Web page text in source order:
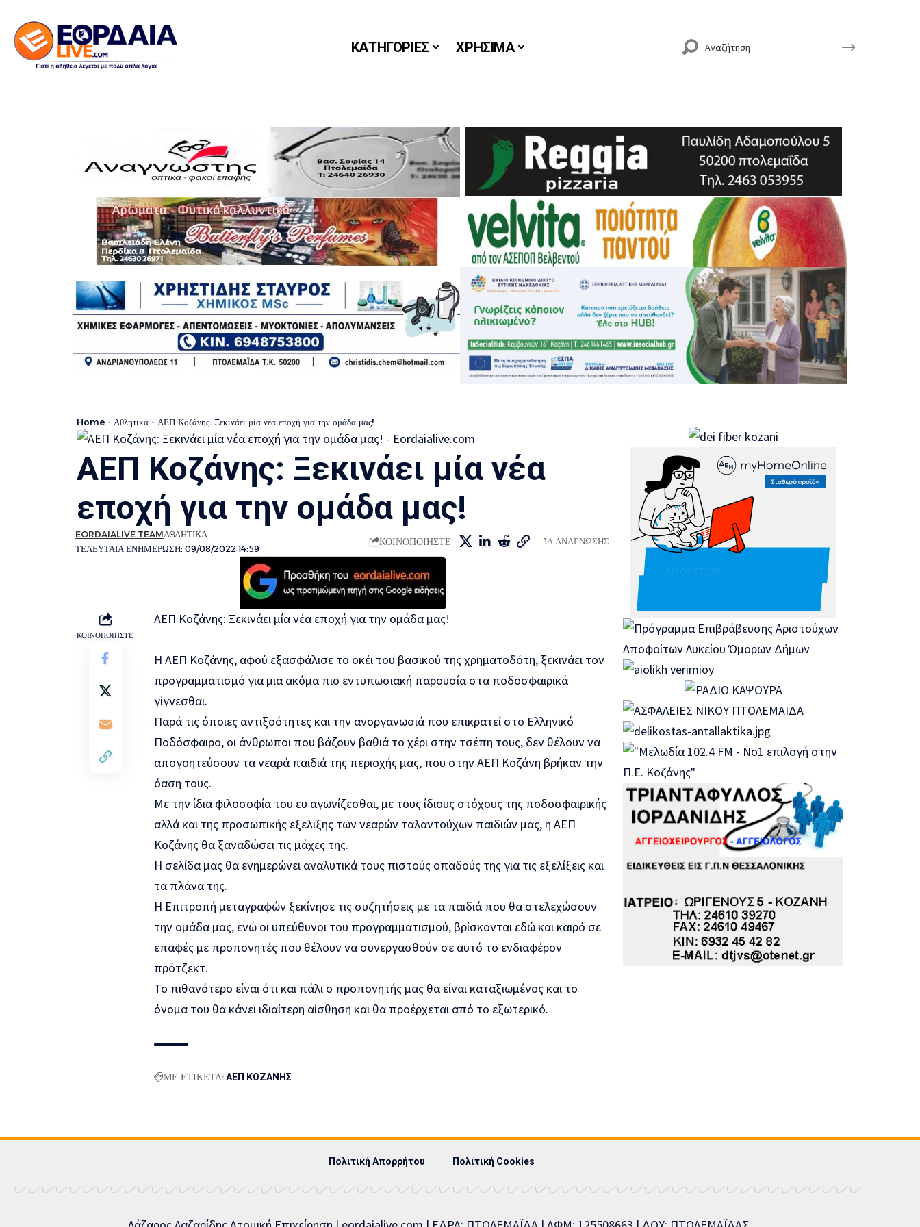
ΚΑΤΗΓΟΡΙΕΣ ΧΡΗΣΙΜΑ
Home - Αθλητικά - ΑΕΠ Κοζάνης: Ξεκινάει μία νέα εποχή για την ομάδα μας!
ΑΕΠ Κοζάνης: Ξεκινάει μία νέα
εποχή για την ομάδα μας!
ΤΕΛΕΥΤΑΙΑ ΕΝΗΜΕΡΩΣΗ: 09/08/2022 14:59
EORDAIALIVE TEAMΑΘΛΗΤΙΚΑ
ΚΟΙΝΟΠΟΙΗΣΤΕ 1Λ ΑΝΑΓΝΩΣΗΣ
ΚΟΙΝΟΠΟΙΗΣΤΕ
ΑΕΠ Κοζάνης: Ξεκινάει μία νέα εποχή για την ομάδα μας!
Η ΑΕΠ Κοζάνης, αφού εξασφάλισε το οκέι του βασικού της χρηματοδότη, ξεκινάει τον
προγραμματισμό για μια ακόμα πιο εντυπωσιακή παρουσία στα ποδοσφαιρικά
γίγνεσθαι.
Παρά τις όποιες αντιξοότητες και την ανοργανωσιά που επικρατεί στο Ελληνικό
Ποδόσφαιρο, οι άνθρωποι που βάζουν βαθιά το χέρι στην τσέπη τους, δεν θέλουν να
απογοητεύσουν τα νεαρά παιδιά της περιοχής μας, που στην ΑΕΠ Κοζάνη βρήκαν την
όαση τους.
Με την ίδια φιλοσοφία του ευ αγωνίζεσθαι, με τους ίδιους στόχους της ποδοσφαιρικής
αλλά και της προσωπικής εξελιξης των νεαρών ταλαντούχων παιδιών μας, η ΑΕΠ
Κοζάνης θα ξαναδώσει τις μάχες της.
Η σελίδα μας θα ενημερώνει αναλυτικά τους πιστούς οπαδούς της για τις εξελίξεις και
τα πλάνα της.
Η Επιτροπή μεταγραφών ξεκίνησε τις συζητήσεις με τα παιδιά που θα στελεχώσουν
την ομάδα μας, ενώ οι υπεύθυνοι του προγραμματισμού, βρίσκονται εδώ και καιρό σε
επαφές με προπονητές που θέλουν να συνεργασθούν σε αυτό το ενδιαφέρον
πρότζεκτ.
Το πιθανότερο είναι ότι και πάλι ο προπονητής μας θα είναι καταξιωμένος και το
όνομα του θα κάνει ιδιαίτερη αίσθηση και θα προέρχεται από το εξωτερικό.
ΜΕ ΕΤΙΚΕΤΑ:ΑΕΠ ΚΟΖΑΝΗΣ
Πολιτική Απορρήτου Πολιτική Cookies